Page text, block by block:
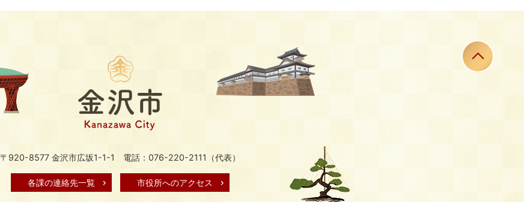
〒920-8577 金沢市広坂1-1-1 電話：076-220-2111（代表）
各課の連絡先一覧 市役所へのアクセス